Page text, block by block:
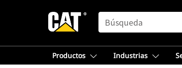
SEARCH
Productos Industrias